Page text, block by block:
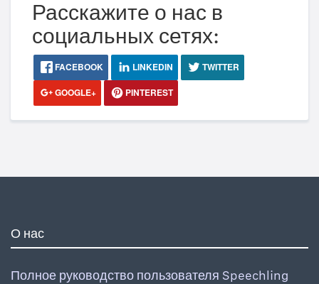
Расскажите о нас в
социальных сетях:
FACEBOOK LINKEDIN
TWITTER
GOOGLE+
PINTEREST
О нас
Полное руководство пользователя Speechling